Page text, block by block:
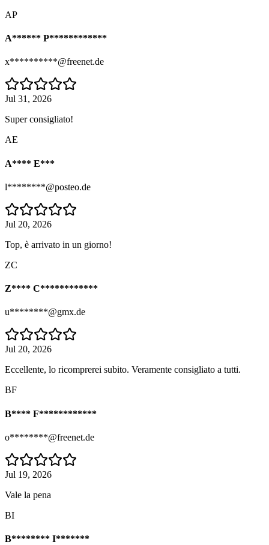
AP
A****** P************
x**********@freenet.de
Jul 31, 2026
Super consigliato!
AE
A**** E***
l********@posteo.de
Jul 20, 2026
Top, è arrivato in un giorno!
ZC
Z**** C************
u********@gmx.de
Jul 20, 2026
Eccellente, lo ricomprerei subito. Veramente consigliato a tutti.
BF
B**** F************
o********@freenet.de
Jul 19, 2026
Vale la pena
BI
B******** I*******